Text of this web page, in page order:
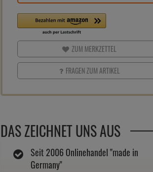
ZUM MERKZETTEL
FRAGEN ZUM ARTIKEL
DAS ZEICHNET UNS AUS
Seit 2006 Onlinehandel "made in
Germany"